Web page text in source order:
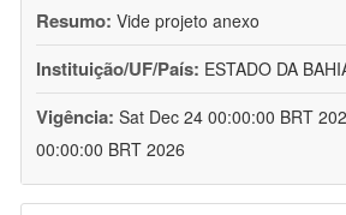
Resumo: Vide projeto anexo
Instituição/UF/País: ESTADO DA
Vigência: Sat Dec 24 00:00:00 BRT
00:00:00 BRT 2026